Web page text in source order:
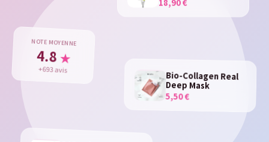
18,90 €
Bio-Collagen Real
Deep Mask
5,50 €
NOTE MOYENNE
4.8★
+693 avis